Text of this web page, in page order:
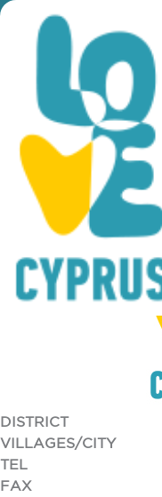
You are here: Home »
BRONX PUB
BRONX PUB
DISTRICT
VILLAGES/CITY
TEL
FAX